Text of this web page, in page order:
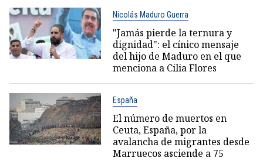
Nicolás Maduro Guerra
"Jamás pierde la ternura y
dignidad": el cínico mensaje
del hijo de Maduro en el que
menciona a Cilia Flores
España
El número de muertos en
Ceuta, España, por la
avalancha de migrantes desde
Marruecos asciende a 75